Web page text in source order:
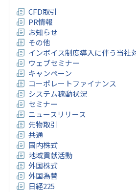
CFD取引
PR情報
お知らせ
その他
インボイス制度導入に伴う当社
ウェブセミナー
キャンペーン
コーポレートファイナンス
システム稼動状況
セミナー
ニュースリリース
先物取引
共通
国内株式
地域貢献活動
外国株式
外国為替
日経225